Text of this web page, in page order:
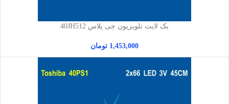
بک لایت تلویزیون جی پلاس 40JH512
1,453,000 تومان